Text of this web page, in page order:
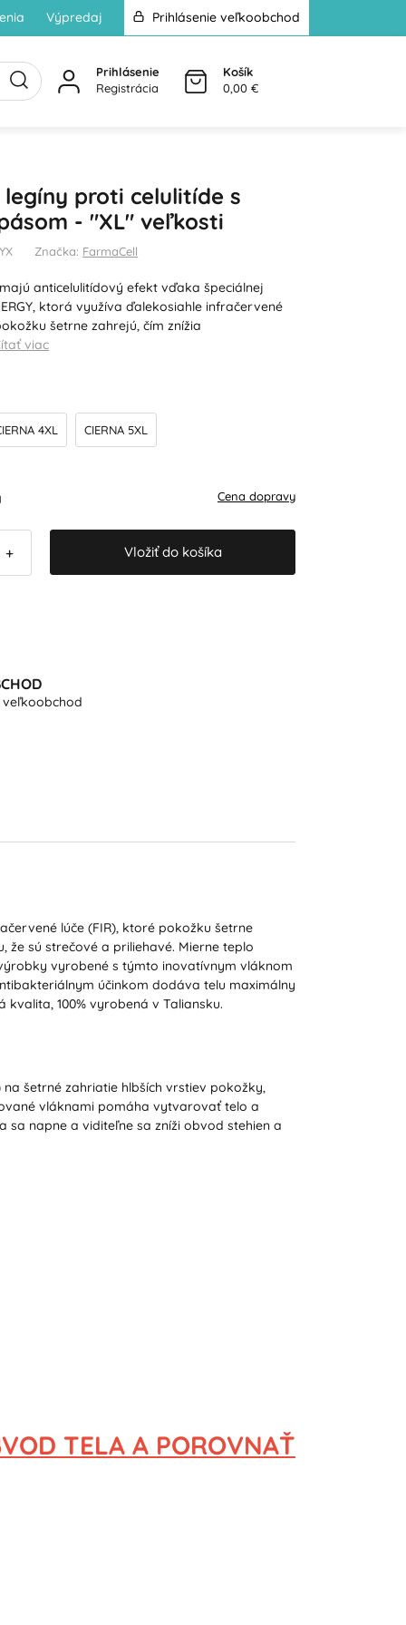
Výpredaj Prihlásenie veľkoobchod
Prihlásenie
Registrácia
Košík
0,00 €
proti celulitíde s
- "XL" veľkosti
Značka: FarmaCell
anticelulitídový efekt vďaka špeciálnej
ktorá využíva ďalekosiahle infračervené
šetrne zahrejú, čím znížia
viac
4XL CIERNA 5XL
Cena dopravy
+ Vložiť do košíka
veľkoobchod
lúče (FIR), ktoré pokožku šetrne
sú strečové a priliehavé. Mierne teplo
vyrobené s týmto inovatívnym vláknom
účinkom dodáva telu maximálny
100% vyrobená v Taliansku.
šetrné zahriatie hlbších vrstiev pokožky,
vláknami pomáha vytvarovať telo a
napne a viditeľne sa zníži obvod stehien a
TELA A POROVNAŤ